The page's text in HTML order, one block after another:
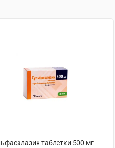
таблетки 500 мг